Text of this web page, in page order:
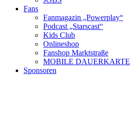
Fans
Fanmagazin „Powerplay“
Podcast „Starscast“
Kids Club
Onlineshop
Fanshop Marktstraße
MOBILE DAUERKARTE
Sponsoren